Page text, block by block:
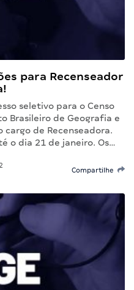
para Recenseador
seletivo para o Censo
Brasileiro de Geografia e
de Recenseadora.
o dia 21 de janeiro. Os…
Compartilhe